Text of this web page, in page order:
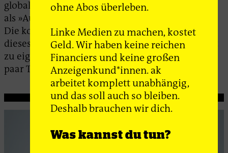
globalen Medien den gesamten Protest
als »Aufstand der Generation Z« bezeichneten.
Die konservativen Eliten in Mexiko konnten sich
dieses Symbol mit bemerkenswerter Leichtigkeit
zu eigen machen – und damit zumindest für ein
paar Tage profitieren.
ohne Abos überleben.
Linke Medien zu machen, kostet
Geld. Wir haben keine reichen
Financiers und keine großen
Anzeigenkund*innen. ak
arbeitet komplett unabhängig,
und das soll auch so bleiben.
Deshalb brauchen wir dich.
Was kannst du tun?